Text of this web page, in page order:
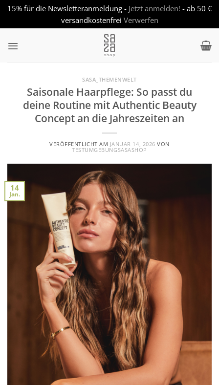
15% für die Newsletteranmeldung - Jetzt anmelden! - ab 50 €
versandkostenfrei Verwerfen
Inhalt
SASA_THEMENWELT
Saisonale Haarpflege: So passt du
deine Routine mit Authentic Beauty
Concept an die Jahreszeiten an
VERÖFFENTLICHT AM JANUAR 14, 2026 VON
TESTUMGEBUNGSASASHOP
14
Jan.